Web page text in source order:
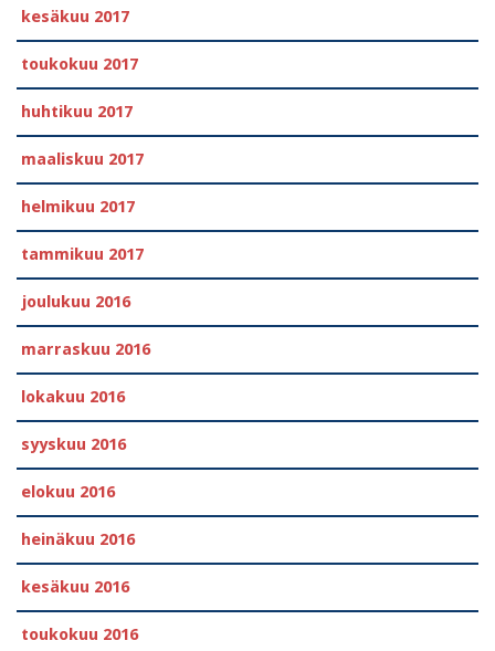
kesäkuu 2017
toukokuu 2017
huhtikuu 2017
maaliskuu 2017
helmikuu 2017
tammikuu 2017
joulukuu 2016
marraskuu 2016
lokakuu 2016
syyskuu 2016
elokuu 2016
heinäkuu 2016
kesäkuu 2016
toukokuu 2016